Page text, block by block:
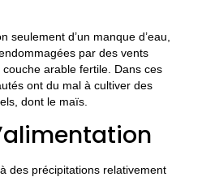
seulement d’un manque d’eau,
par des vents
arable fertile. Dans ces
ont du mal à cultiver des
dont le maïs.
des précipitations relativement